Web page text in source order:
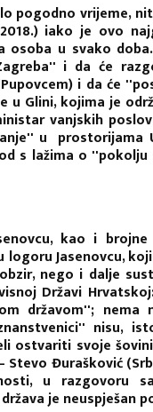
pogodno vrijeme,
iako je ovo
osoba u svako
i da će
i da će
Glini, kojima je
vanjskih
u prostorijama
s lažima o
kao i
Jasenovcu,
nego i dalje
Državi
državom''; nema
nisu,
ostvariti svoje
Đurašković
u razgovoru
je neuspješan